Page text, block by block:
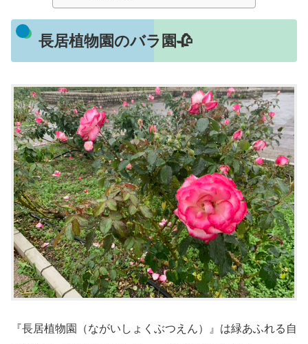
長居植物園のバラ園🥀
『長居植物園（ながいしょくぶつえん）』は緑あふれる自